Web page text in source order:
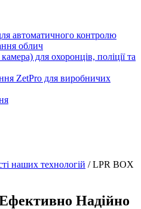
автоматичного контролю
облич
для охоронців, поліції та
ZetPro для виробничих
наших технологій / LPR BOX
Надійно